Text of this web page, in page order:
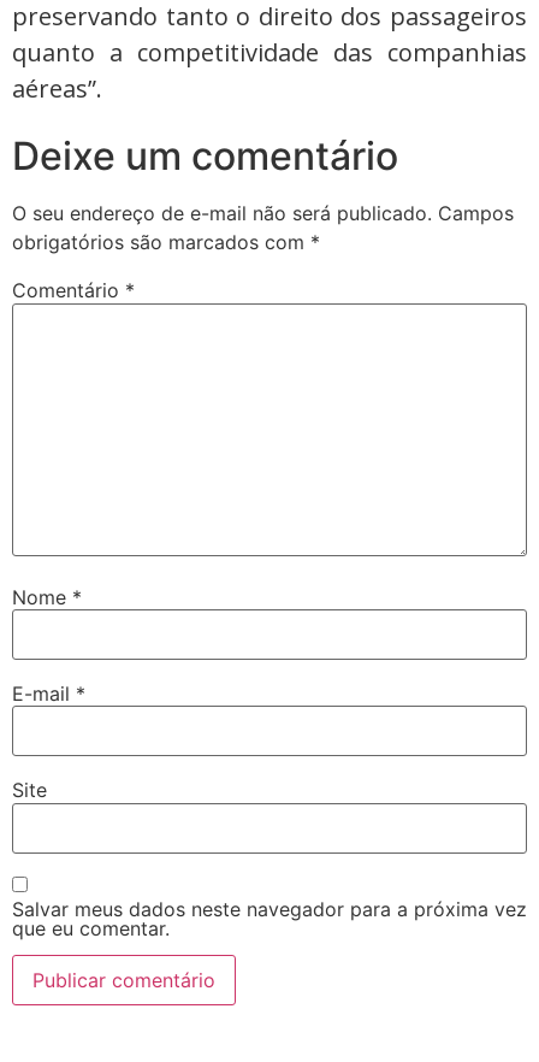
preservando tanto o direito dos passageiros
quanto a competitividade das companhias
aéreas”.
Deixe um comentário
O seu endereço de e-mail não será publicado. Campos
obrigatórios são marcados com *
Comentário *
Nome *
E-mail *
Site
Salvar meus dados neste navegador para a próxima vez
que eu comentar.